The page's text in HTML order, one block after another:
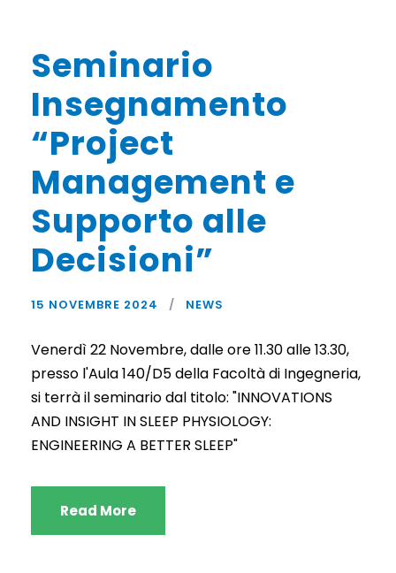
Seminario
Insegnamento
“Project
Management e
Supporto alle
Decisioni”
15 NOVEMBRE 2024 NEWS
Venerdì 22 Novembre, dalle ore 11.30 alle 13.30,
presso l'Aula 140/D5 della Facoltà di Ingegneria,
si terrà il seminario dal titolo: "INNOVATIONS
AND INSIGHT IN SLEEP PHYSIOLOGY:
ENGINEERING A BETTER SLEEP"
Read More